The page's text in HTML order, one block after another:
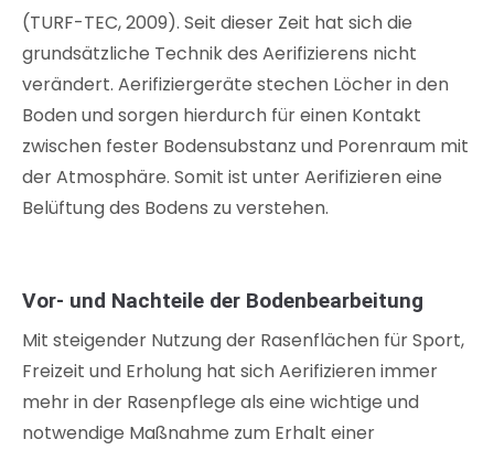
(TURF-TEC, 2009). Seit dieser Zeit hat sich die
grundsätzliche Technik des Aerifizierens nicht
verändert. Aerifiziergeräte stechen Löcher in den
Boden und sorgen hierdurch für einen Kontakt
zwischen fester Bodensubstanz und Porenraum mit
der Atmosphäre. Somit ist unter Aerifizieren eine
Belüftung des Bodens zu verstehen.
Vor- und Nachteile der Bodenbearbeitung
Mit steigender Nutzung der Rasenflächen für Sport,
Freizeit und Erholung hat sich Aerifizieren immer
mehr in der Rasenpflege als eine wichtige und
notwendige Maßnahme zum Erhalt einer